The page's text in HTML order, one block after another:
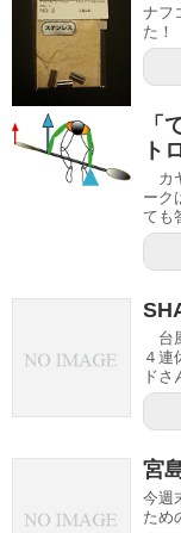
ナフ
た！
「
ト
カ
ーク
ても
台
４連
ド
宮
今週
ため